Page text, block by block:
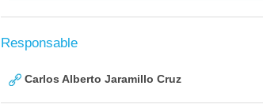
Responsable
Carlos Alberto Jaramillo Cruz